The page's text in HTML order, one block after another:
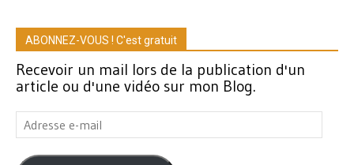
ABONNEZ-VOUS ! C'est gratuit
Recevoir un mail lors de la publication d'un
article ou d'une vidéo sur mon Blog.
Adresse
e-
mail